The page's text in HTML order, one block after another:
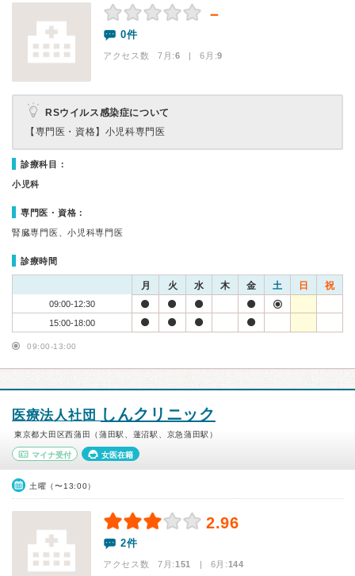
－
0件
アクセス数 7月:6 | 6月:9
RSウイルス感染症について
【専門医・資格】 小児科専門医
診療科目：
小児科
専門医・資格：
腎臓専門医、小児科専門医
診療時間
月 火 水 木 金 土 日 祝
09:00-12:30
15:00-18:00
09:00-13:00
医療法人社団 しんクリニック
東京都大田区西蒲田（蒲田駅、蓮沼駅、京急蒲田駅）
マイナ受付 女医在籍
土曜（〜13:00）
2.96
2件
アクセス数 7月:151 | 6月:144